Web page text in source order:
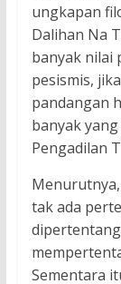
ungkapan
Dalihan Na
banyak nilai
pesismis,
pandangan
banyak
Pengadilan
tak ada
Sementara